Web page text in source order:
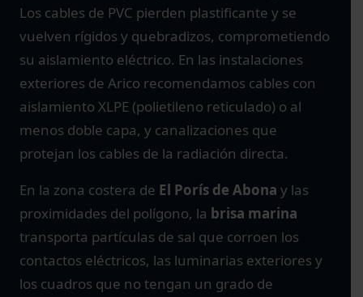
Los cables de PVC pierden plastificante y se
vuelven rígidos y quebradizos, comprometiendo
su aislamiento eléctrico. En las instalaciones
exteriores de Arico recomendamos cables con
aislamiento XLPE (polietileno reticulado) o al
menos doble capa, y canalizaciones que
protejan los cables de la radiación directa.
En la zona costera de El Porís de Abona y las
proximidades del polígono, la brisa marina
transporta partículas de sal que corroen los
contactos eléctricos, las luminarias exteriores y
los cuadros que no tengan un grado de